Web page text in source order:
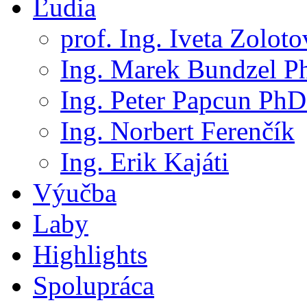
Ľudia
prof. Ing. Iveta
Ing. Marek Bundzel
Ing. Peter Papcun
Ing. Norbert Ferenčík
Ing. Erik Kajáti
Výučba
Laby
Highlights
Spolupráca